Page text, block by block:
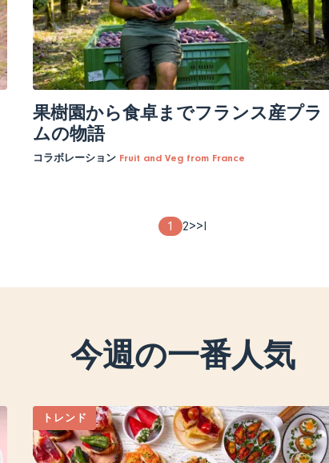
果樹園から食卓までフランス産プラ
ムの物語
コラボレーション Fruit and Veg from France
Page
1
Page
2次
ジ
>最
ー
>I
今週の一番人気
トレンド